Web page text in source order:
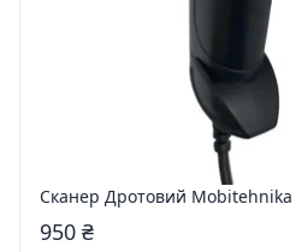
Сканер Дротовий Mobitehnika
950 ₴